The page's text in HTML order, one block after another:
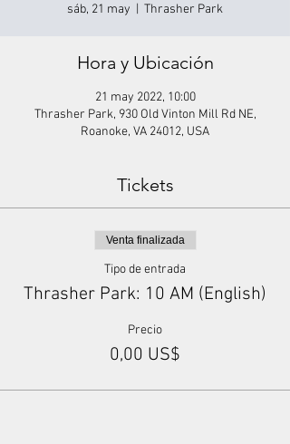
sáb, 21 may Thrasher Park
Hora y Ubicación
21 may 2022, 10:00
Thrasher Park, 930 Old Vinton Mill Rd NE,
Roanoke, VA 24012, USA
Tickets
Venta finalizada
Tipo de entrada
Thrasher Park: 10 AM (English)
Precio
0,00 US$